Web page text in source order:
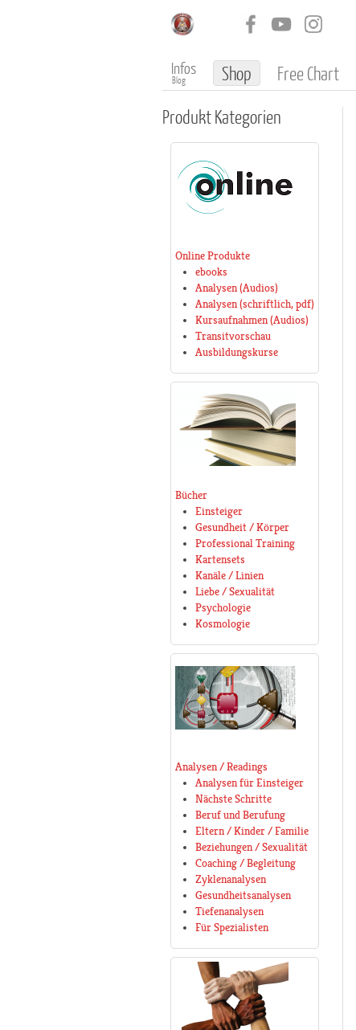
Infos
Blog Shop Free Chart
ProduktKategorien
Online Produkte
ebooks
Analysen (Audios)
Analysen (schriftlich, pdf)
Kursaufnahmen (Audios)
Transitvorschau
Ausbildungskurse
Bücher
Einsteiger
Gesundheit / Körper
Professional Training
Kartensets
Kanäle / Linien
Liebe / Sexualität
Psychologie
Kosmologie
Analysen / Readings
Analysen für Einsteiger
Nächste Schritte
Beruf und Berufung
Eltern / Kinder / Familie
Beziehungen / Sexualität
Coaching / Begleitung
Zyklenanalysen
Gesundheitsanalysen
Tiefenanalysen
Für Spezialisten